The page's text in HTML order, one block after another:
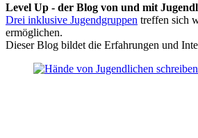
Level Up - der Blog von und mit
Drei inklusive Jugendgruppen treffen sich
ermöglichen.
Dieser Blog bildet die Erfahrungen und